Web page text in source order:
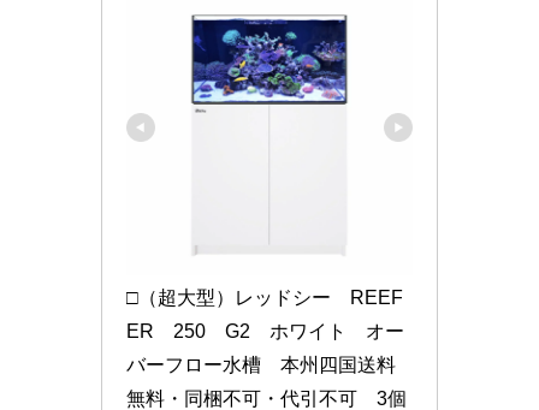
□（超大型）レッドシー　REEF
ER　250　G2　ホワイト　オー
バーフロー水槽　本州四国送料
無料・同梱不可・代引不可　3個